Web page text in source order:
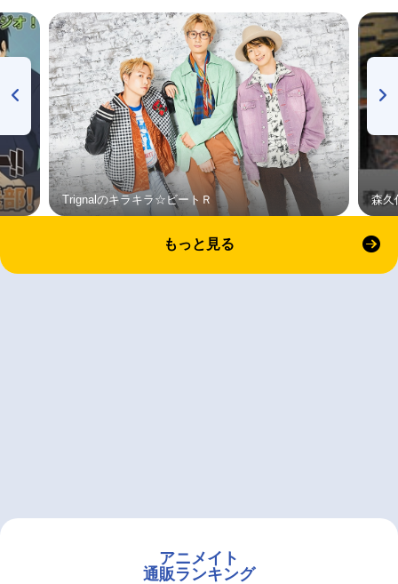
Trignalのキラキラ☆ビートＲ 森久
もっと見る
アニメイト
通販ランキング